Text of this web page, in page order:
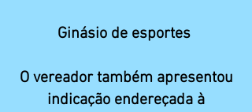
Ginásio de esportes
O vereador também apresentou
indicação endereçada à